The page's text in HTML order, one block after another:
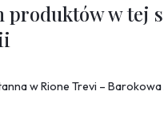
produktów w tej
w Rione Trevi –